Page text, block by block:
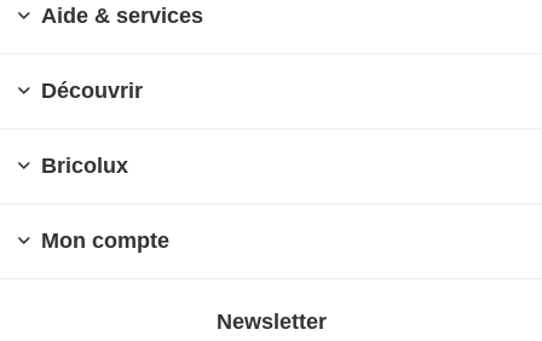
Aide & services
Découvrir
Bricolux
Mon compte
Newsletter